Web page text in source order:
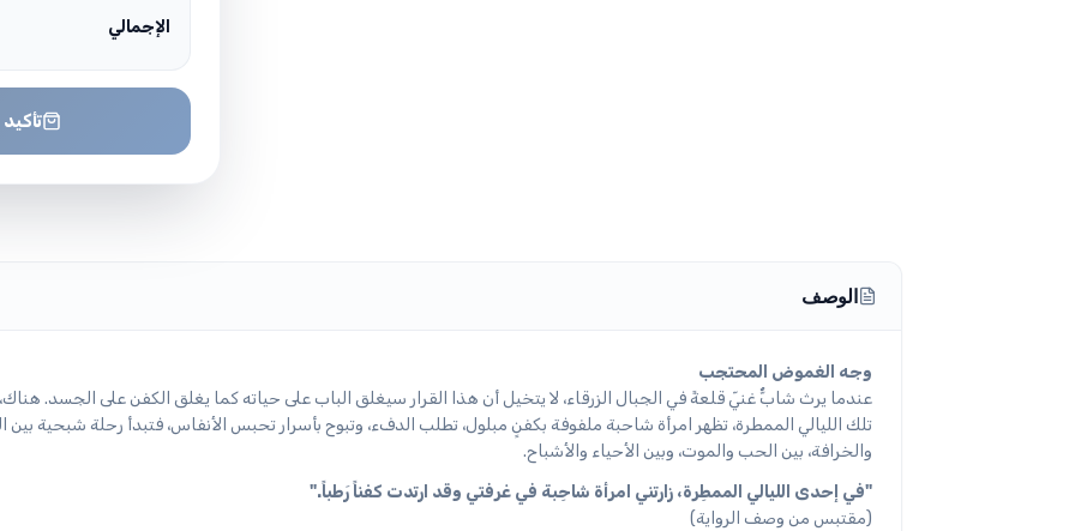
الإجمالي
الوصف
وجه الغموض المحتجب
عندما يرث شابٌّ غنيّ قلعةً في الجبال الزرقاء، لا يتخيل أن هذا القرار سيغلق الباب على حياته كما يغلق الكفن على الجسد.
تلك الليالي الممطرة، تظهر امرأة شاحبة ملفوفة بكفنٍ مبلول، تطلب الدفء، وتبوح بأسرار تحبس الأنفاس، فتبدأ رحلة شبحية بين
والخرافة، بين الحب والموت، وبين الأحياء والأشباح.
"في إحدى الليالي الممطِرة، زارتني امرأة شاحِبة في غرفتي وقد ارتدت كفناً رَطباً."
(مقتبس من وصف الرواية)